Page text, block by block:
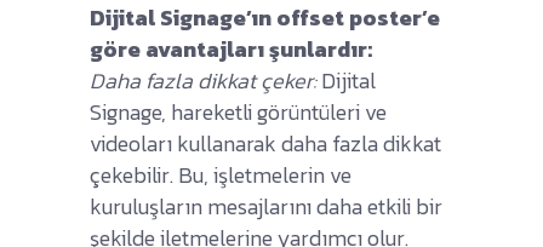
Dijital Signage’ın offset poster’e
göre avantajları şunlardır:
Daha fazla dikkat çeker:Dijital
Signage, hareketli görüntüleri ve
videoları kullanarak daha fazla dikkat
çekebilir. Bu, işletmelerin ve
kuruluşların mesajlarını daha etkili bir
şekilde iletmelerine yardımcı olur.